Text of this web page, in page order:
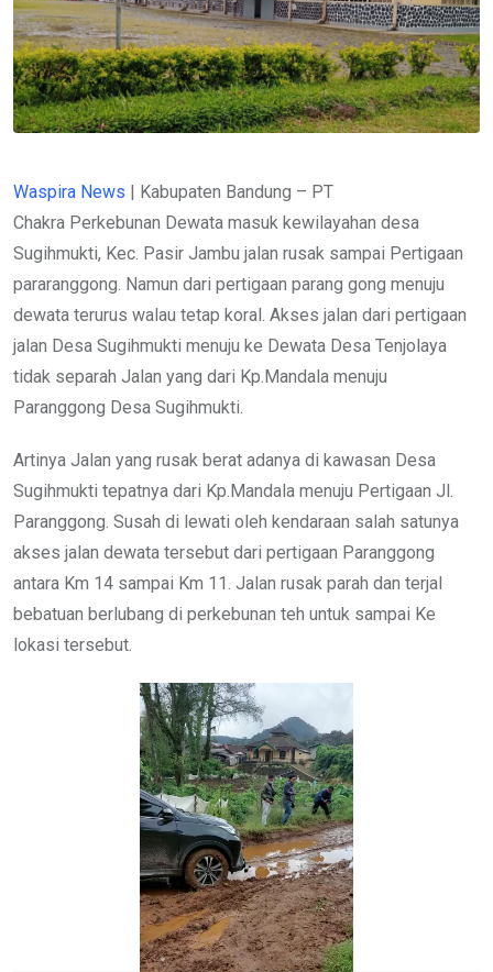
Waspira News | Kabupaten Bandung – PT
Chakra Perkebunan Dewata masuk kewilayahan desa
Sugihmukti, Kec. Pasir Jambu jalan rusak sampai Pertigaan
pararanggong. Namun dari pertigaan parang gong menuju
dewata terurus walau tetap koral. Akses jalan dari pertigaan
jalan Desa Sugihmukti menuju ke Dewata Desa Tenjolaya
tidak separah Jalan yang dari Kp.Mandala menuju
Paranggong Desa Sugihmukti.
Artinya Jalan yang rusak berat adanya di kawasan Desa
Sugihmukti tepatnya dari Kp.Mandala menuju Pertigaan Jl.
Paranggong. Susah di lewati oleh kendaraan salah satunya
akses jalan dewata tersebut dari pertigaan Paranggong
antara Km 14 sampai Km 11. Jalan rusak parah dan terjal
bebatuan berlubang di perkebunan teh untuk sampai Ke
lokasi tersebut.